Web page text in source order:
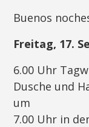
Buenos
Freitag, 17.
6.00 Uhr
Dusche und
um
7.00 Uhr in